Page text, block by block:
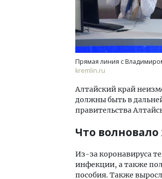
Прямая линия с
kremlin.ru
Алтайский край
должны быть в
правительства
Что волновало
Из-за коронавируса
инфекции, а также
пособия. Также